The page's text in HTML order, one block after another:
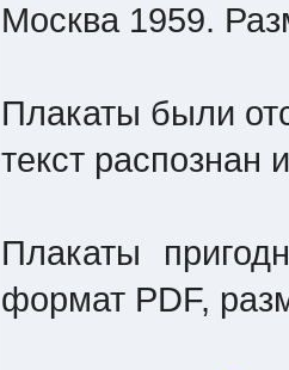
Москва 1959.
Плакаты были
текст распознан
Плакаты
формат PDF,